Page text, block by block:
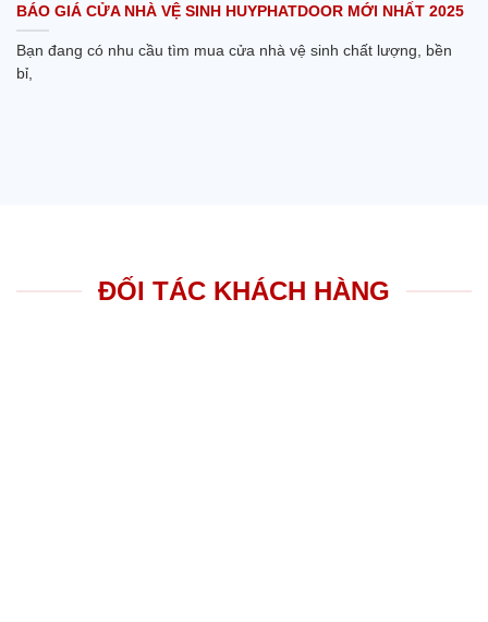
BÁO GIÁ CỬA NHÀ VỆ SINH HUYPHATDOOR MỚI NHẤT 2025
Bạn đang có nhu cầu tìm mua cửa nhà vệ sinh chất lượng, bền
bỉ,
ĐỐI TÁC KHÁCH HÀNG